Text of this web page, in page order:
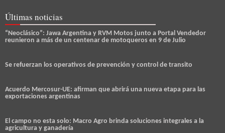
Últimas noticias
“Neoclásico”: Jawa Argentina y RVM Motos junto a Portal Vendedor
reunieron a más de un centenar de motoqueros en 9 de Julio
Se refuerzan los operativos de prevención y control de transito
Acuerdo Mercosur-UE: afirman que abrirá una nueva etapa para las
exportaciones argentinas
El campo no esta solo: Macro Agro brinda soluciones integrales a la
agricultura y ganadería